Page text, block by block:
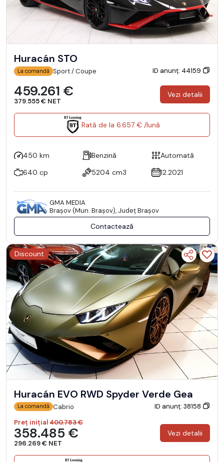
Huracán STO
La comandă Sport / Coupe ID anunț: 44159
459.261 €
379.555 € NET
Vezi detalii
Rată de la 6.657 € /lună
450 km Benzină
Automată
640 cp
5204 cm3 12.2021
GMA MEDIA
Braşov (Mun. Braşov), Județ Braşov
Contactează
Discount
Huracán EVO RWD Spyder Verde Gea
La comandă Cabrio
ID anunț: 38158
Preț inițial400.783 €
358.485 €
296.269 € NET
Vezi detalii